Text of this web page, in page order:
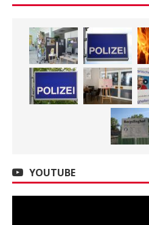
YOUTUBE